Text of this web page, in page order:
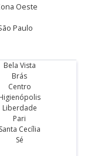
Oeste
Paulo
Bela Vista
Brás
Centro
Liberdade
Pari
Santa Cecília
Sé